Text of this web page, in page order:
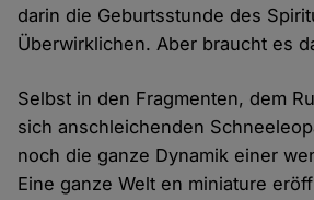
darin die Geburtsstunde des
Überwirklichen. Aber braucht es
Selbst in den Fragmenten, dem
sich anschleichenden
noch die ganze Dynamik einer
Eine ganze Welt en miniature